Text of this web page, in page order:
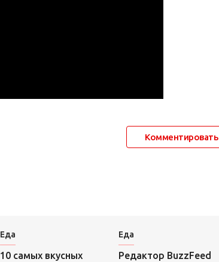
Комментировать
Еда
10 самых вкусных
Еда
Редактор BuzzFeed